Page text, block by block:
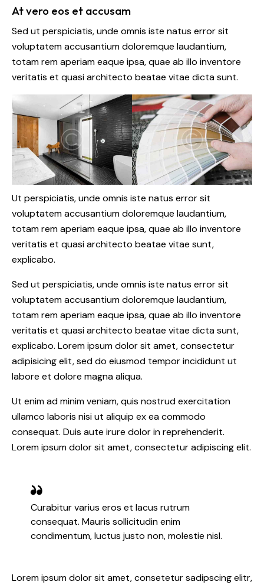
At vero eos et accusam
Sed ut perspiciatis, unde omnis iste natus error sit
voluptatem accusantium doloremque laudantium,
totam rem aperiam eaque ipsa, quae ab illo inventore
veritatis et quasi architecto beatae vitae dicta sunt.
Ut perspiciatis, unde omnis iste natus error sit
voluptatem accusantium doloremque laudantium,
totam rem aperiam eaque ipsa, quae ab illo inventore
veritatis et quasi architecto beatae vitae sunt,
explicabo.
Sed ut perspiciatis, unde omnis iste natus error sit
voluptatem accusantium doloremque laudantium,
totam rem aperiam eaque ipsa, quae ab illo inventore
veritatis et quasi architecto beatae vitae dicta sunt,
explicabo. Lorem ipsum dolor sit amet, consectetur
adipisicing elit, sed do eiusmod tempor incididunt ut
labore et dolore magna aliqua.
Ut enim ad minim veniam, quis nostrud exercitation
ullamco laboris nisi ut aliquip ex ea commodo
consequat. Duis aute irure dolor in reprehenderit.
Lorem ipsum dolor sit amet, consectetur adipiscing elit.
Curabitur varius eros et lacus rutrum
consequat. Mauris sollicitudin enim
condimentum, luctus justo non, molestie nisl.
Lorem ipsum dolor sit amet, consetetur sadipscing elitr,